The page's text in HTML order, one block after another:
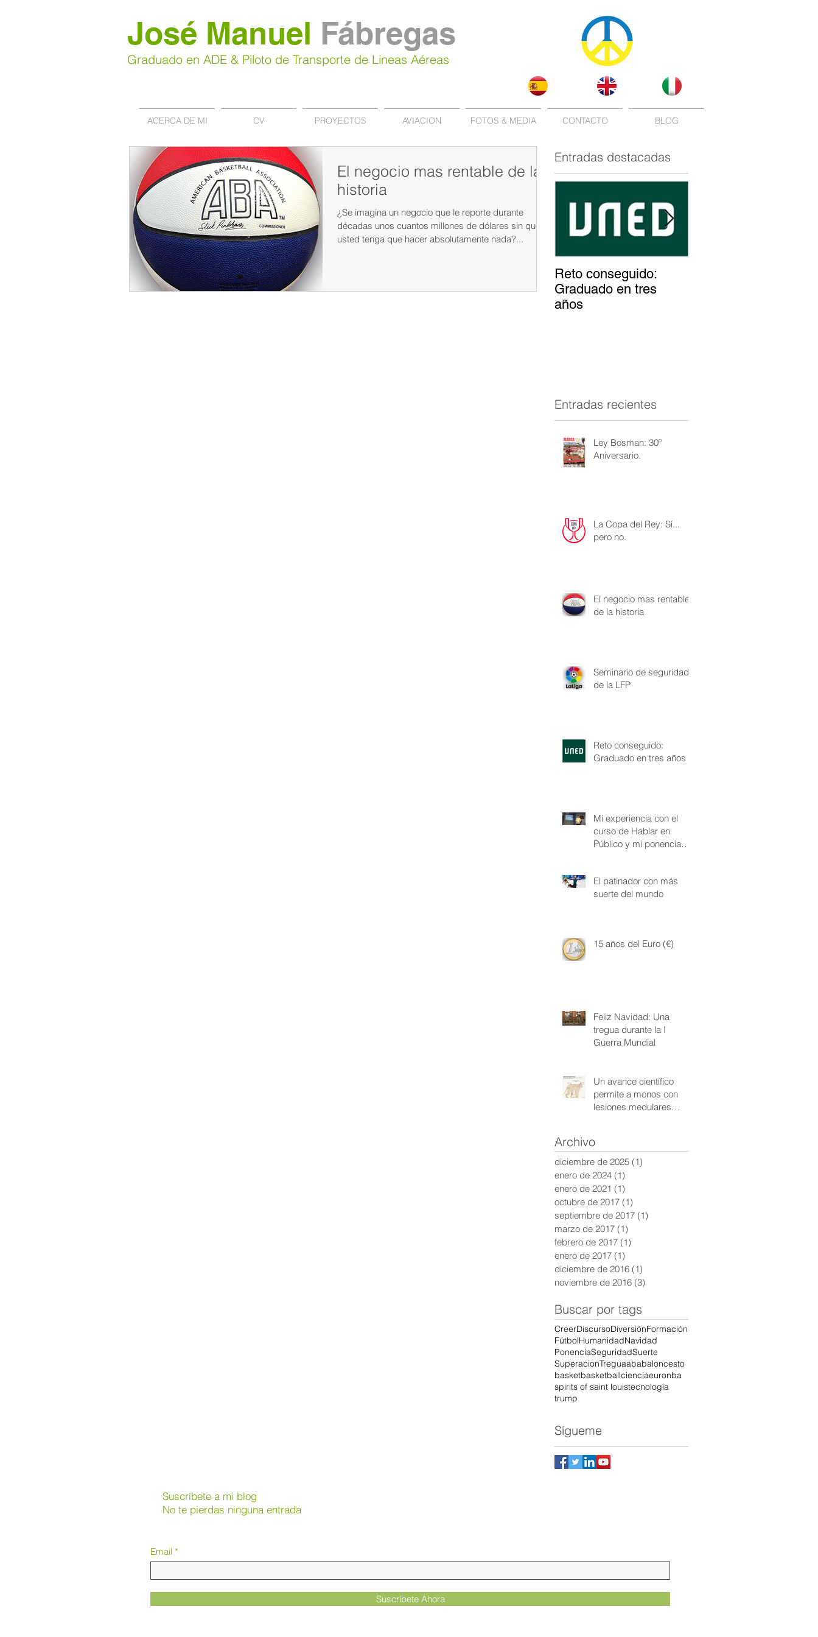
José Manuel Fábregas
Graduado en ADE & Piloto de Transporte de Lineas Aéreas
ACERCA DE MI CV PROYECTOS AVIACION FOTOS & MEDIA CONTACTO BLOG
El negocio mas rentable de la
historia
¿Se imagina un negocio que le reporte durante
décadas unos cuantos millones de dólares sin que
usted tenga que hacer absolutamente nada?...
Entradas destacadas
Reto conseguido:
Graduado en tres
años
Entradas recientes
Ley Bosman: 30º
Aniversario.
La Copa del Rey: Sí...
pero no.
El negocio mas rentable
de la historia
Seminario de seguridad
de la LFP
Reto conseguido:
Graduado en tres años
Mi experiencia con el
curso de Hablar en
Público y mi ponencia
El patinador con más
suerte del mundo
15 años del Euro (€)
Feliz Navidad: Una
tregua durante la I
Guerra Mundial
Un avance científico
permite a monos con
lesiones medulares
Archivo
diciembre de 2025 (1)
enero de 2024 (1)
enero de 2021 (1)
octubre de 2017 (1)
septiembre de 2017 (1)
marzo de 2017 (1)
febrero de 2017 (1)
enero de 2017 (1)
diciembre de 2016 (1)
noviembre de 2016 (3)
Buscar por tags
CreerDiscursoDiversiónFormación
FútbolHumanidadNavidad
PonenciaSeguridadSuerte
SuperacionTreguaababaloncesto
basketbasketballcienciaeuronba
spirits of saint louistecnología
trump
Sígueme
Suscríbete a mi blog
No te pierdas ninguna entrada
Email
Suscríbete Ahora